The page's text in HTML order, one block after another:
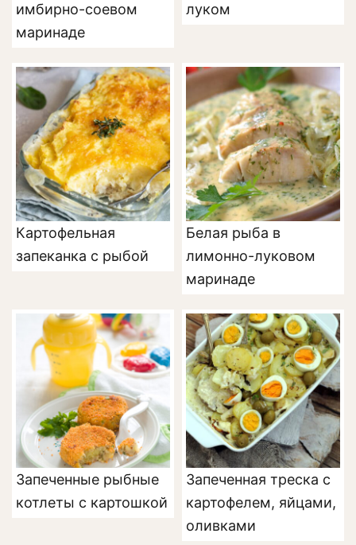
имбирно-соевом
маринаде
луком
Картофельная
запеканка с рыбой
Белая рыба в
лимонно-луковом
маринаде
Запеченные рыбные
котлеты с картошкой
Запеченная треска с
картофелем, яйцами,
оливками